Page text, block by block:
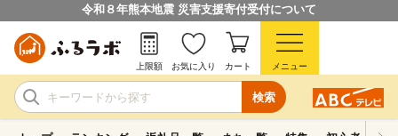
令和８年熊本地震 災害支援寄付受付について
検索
上限額 お気に入り カート メニュー